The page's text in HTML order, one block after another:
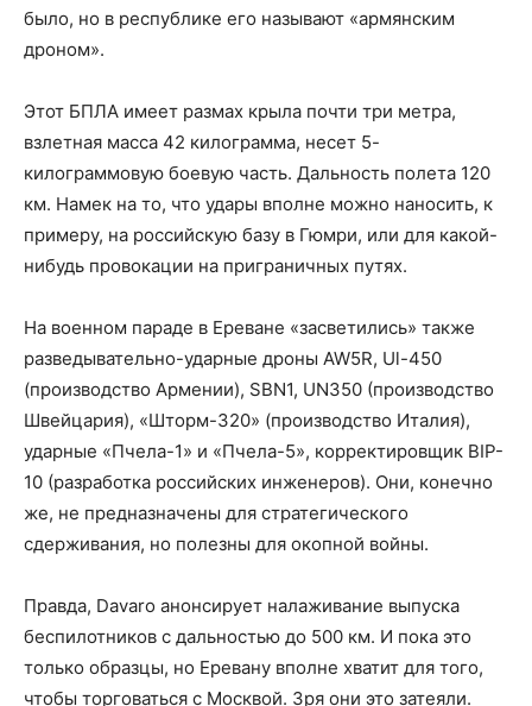
было, но в республике его называют «армянским
дроном».
Этот БПЛА имеет размах крыла почти три метра,
взлетная масса 42 килограмма, несет 5-
килограммовую боевую часть. Дальность полета 120
км. Намек на то, что удары вполне можно наносить, к
примеру, на российскую базу в Гюмри, или для какой-
нибудь провокации на приграничных путях.
На военном параде в Ереване «засветились» также
разведывательно-ударные дроны AW5R, Ul-450
(производство Армении), SBN1, UN350 (производство
Швейцария), «Шторм-320» (производство Италия),
ударные «Пчела-1» и «Пчела-5», корректировщик BIP-
10 (разработка российских инженеров). Они, конечно
же, не предназначены для стратегического
сдерживания, но полезны для окопной войны.
Правда, Davaro анонсирует налаживание выпуска
беспилотников с дальностью до 500 км. И пока это
только образцы, но Еревану вполне хватит для того,
чтобы торговаться с Москвой. Зря они это затеяли.